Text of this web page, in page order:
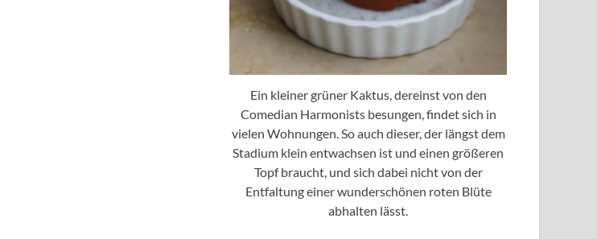
Ein kleiner grüner Kaktus, dereinst von den
Comedian Harmonists besungen, findet sich in
vielen Wohnungen. So auch dieser, der längst dem
Stadium klein entwachsen ist und einen größeren
Topf braucht, und sich dabei nicht von der
Entfaltung einer wunderschönen roten Blüte
abhalten lässt.